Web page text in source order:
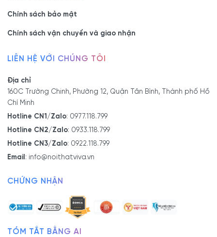
Chính sách bảo mật
Chính sách vận chuyển và giao nhận
LIÊN HỆ VỚI CHÚNG TÔI
Địa chỉ
160C Trường Chinh, Phường 12, Quận Tân Bình, Thành phố Hồ
Chí Minh
Hotline CN1/Zalo: 0977.118.799
Hotline CN2/Zalo: 0933.118.799
Hotline CN3/Zalo: 0922.118.799
Email : info@noithatviva.vn
CHỨNG NHẬN
TÓM TẮT BẰNG AI